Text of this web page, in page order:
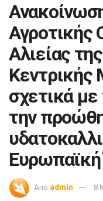
Αγροτικής
Αλιείας
Κεντρικής
σχετικά με
την
Από admin 8